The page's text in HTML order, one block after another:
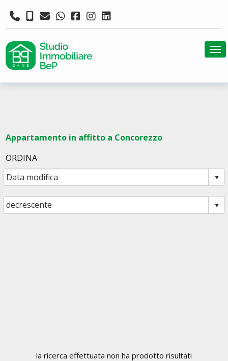
Appartamento in affitto a Concorezzo
ORDINA
la ricerca effettuata non ha prodotto risultati